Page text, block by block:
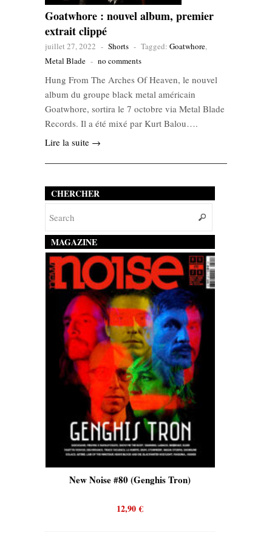
Goatwhore : nouvel album, premier
extrait clippé
juillet 27, 2022 - Shorts - Tagged: Goatwhore,
Metal Blade - no comments
Hung From The Arches Of Heaven, le nouvel
album du groupe black metal américain
Goatwhore, sortira le 7 octobre via Metal Blade
Records. Il a été mixé par Kurt Balou….
Lire la suite →
CHERCHER
MAGAZINE
New Noise #80 (Genghis Tron)
12,90€